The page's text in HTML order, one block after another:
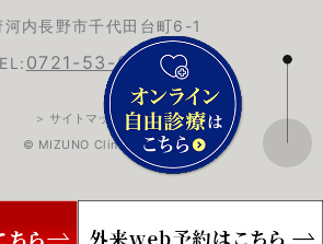
河内長野市千代田台町6-1
0721-53-6420
© MIZUNO Clinic.
＞ サイトマップ